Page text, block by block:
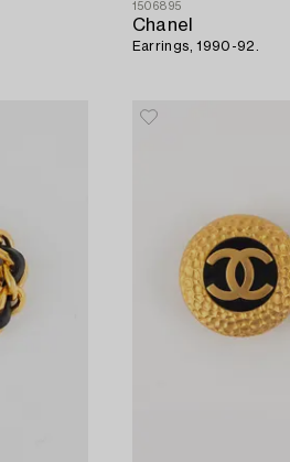
1506895
Chanel
Earrings, 1990-92.